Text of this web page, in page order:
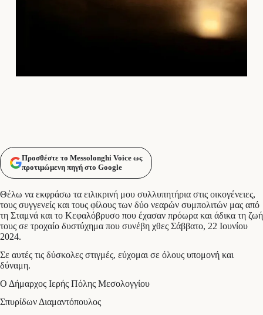
Προσθέστε το Messolonghi Voice ως
προτιμώμενη πηγή στο Google
Θέλω να εκφράσω τα ειλικρινή μου συλλυπητήρια στις οικογένειες,
τους συγγενείς και τους φίλους των δύο νεαρών συμπολιτών μας από
τη Σταμνά και το Κεφαλόβρυσο που έχασαν πρόωρα και άδικα τη ζωή
τους σε τροχαίο δυστύχημα που συνέβη χθες Σάββατο, 22 Ιουνίου
2024.
Σε αυτές τις δύσκολες στιγμές, εύχομαι σε όλους υπομονή και
δύναμη.
Ο Δήμαρχος Ιερής Πόλης Μεσολογγίου
Σπυρίδων Διαμαντόπουλος